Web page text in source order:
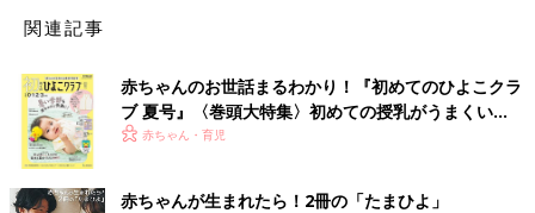
関連記事
赤ちゃんのお世話まるわかり！『初めてのひよこクラ
ブ 夏号』〈巻頭大特集〉初めての授乳がうまくい
く！ おっぱい・ミルクの基本と夏のトラブル 解決テ
赤ちゃん・育児
赤ちゃんが生まれたら！2冊の「たまひよ」